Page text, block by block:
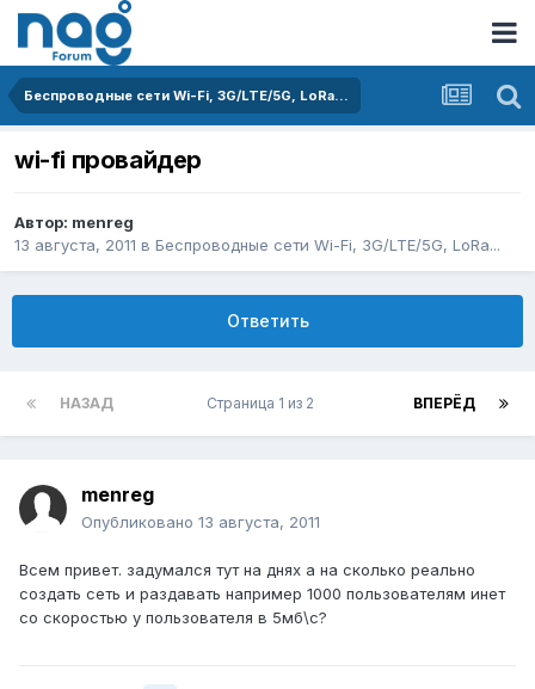
Беспроводные сети Wi-Fi, 3G/LTE/5G, LoRa...
wi-fi провайдер
Автор: menreg
13 августа, 2011 в Беспроводные сети Wi-Fi, 3G/LTE/5G, LoRa...
Ответить
НАЗАД ВПЕРЁД
Страница 1 из 2
menreg
Опубликовано 13 августа, 2011
Всем привет. задумался тут на днях а на сколько реально
создать сеть и раздавать например 1000 пользователям инет
со скоростью у пользователя в 5мб\с?